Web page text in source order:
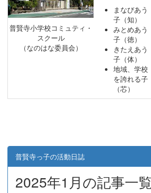
普賢寺小学校コミュティ・
スクール
（なのはな委員会）
まなびあう
子（知）
みとめあう
子（徳）
きたえあう
子（体）
地域、学校
を誇れる子
（芯）
普賢寺っ子の活動日誌
2025年1月の記事一